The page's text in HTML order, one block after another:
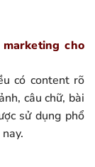
cho
có content rõ
câu chữ, bài
sử dụng phổ